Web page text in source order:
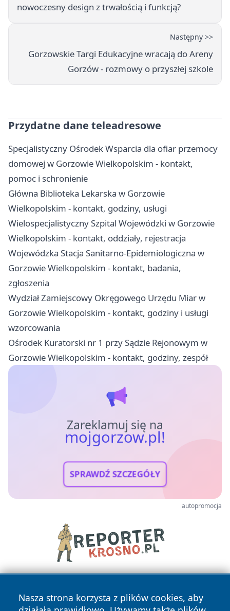
nowoczesny design z trwałością i funkcją?
Następny >>
Gorzowskie Targi Edukacyjne wracają do Areny
Gorzów - rozmowy o przyszłej szkole
Przydatne dane teleadresowe
Specjalistyczny Ośrodek Wsparcia dla ofiar przemocy
domowej w Gorzowie Wielkopolskim - kontakt,
pomoc i schronienie
Główna Biblioteka Lekarska w Gorzowie
Wielkopolskim - kontakt, godziny, usługi
Wielospecjalistyczny Szpital Wojewódzki w Gorzowie
Wielkopolskim - kontakt, oddziały, rejestracja
Wojewódzka Stacja Sanitarno-Epidemiologiczna w
Gorzowie Wielkopolskim - kontakt, badania,
zgłoszenia
Wydział Zamiejscowy Okręgowego Urzędu Miar w
Gorzowie Wielkopolskim - kontakt, godziny i usługi
wzorcowania
Ośrodek Kuratorski nr 1 przy Sądzie Rejonowym w
Gorzowie Wielkopolskim - kontakt, godziny, zespół
Zareklamuj się na
mojgorzow.pl!
SPRAWDŹ SZCZEGÓŁY
autopromocja
Nasza strona korzysta z plików cookies, aby